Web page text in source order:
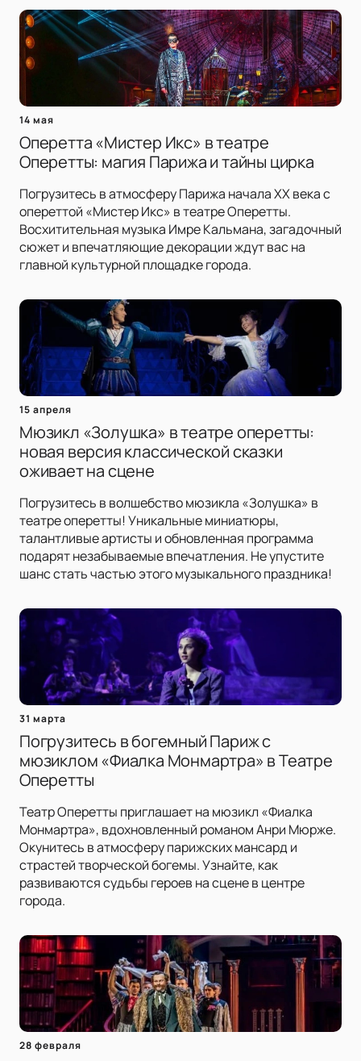
14 мая
Оперетта «Мистер Икс» в театре
Оперетты: магия Парижа и тайны цирка
Погрузитесь в атмосферу Парижа начала XX века с
опереттой «Мистер Икс» в театре Оперетты.
Восхитительная музыка Имре Кальмана, загадочный
сюжет и впечатляющие декорации ждут вас на
главной культурной площадке города.
15 апреля
Мюзикл «Золушка» в театре оперетты:
новая версия классической сказки
оживает на сцене
Погрузитесь в волшебство мюзикла «Золушка» в
театре оперетты! Уникальные миниатюры,
талантливые артисты и обновленная программа
подарят незабываемые впечатления. Не упустите
шанс стать частью этого музыкального праздника!
31 марта
Погрузитесь в богемный Париж с
мюзиклом «Фиалка Монмартра» в Театре
Оперетты
Театр Оперетты приглашает на мюзикл «Фиалка
Монмартра», вдохновленный романом Анри Мюрже.
Окунитесь в атмосферу парижских мансард и
страстей творческой богемы. Узнайте, как
развиваются судьбы героев на сцене в центре
города.
28 февраля